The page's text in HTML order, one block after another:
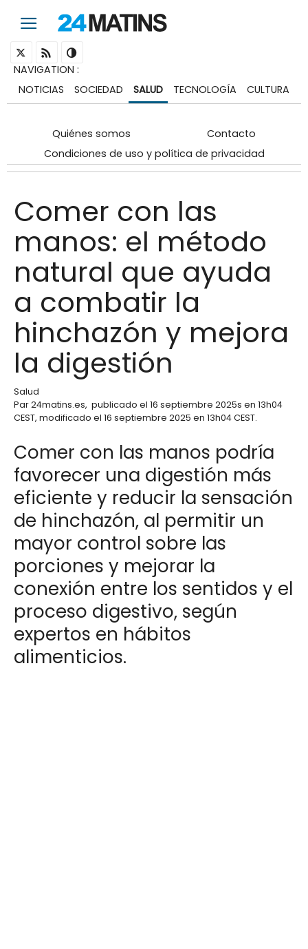
NAVIGATION :
NOTICIAS
SOCIEDAD SALUD TECNOLOGÍA CULTURA
Quiénes somos
Contacto
Condiciones de uso y política de privacidad
Comer con las
manos: el método
natural que ayuda
a combatir la
hinchazón y mejora
la digestión
Salud
Par24matins.es, publicado el 16 septiembre 2025s en 13h04
CEST, modificado el 16 septiembre 2025 en 13h04 CEST.
Comer con las manos podría
favorecer una digestión más
eficiente y reducir la sensación
de hinchazón, al permitir un
mayor control sobre las
porciones y mejorar la
conexión entre los sentidos y el
proceso digestivo, según
expertos en hábitos
alimenticios.